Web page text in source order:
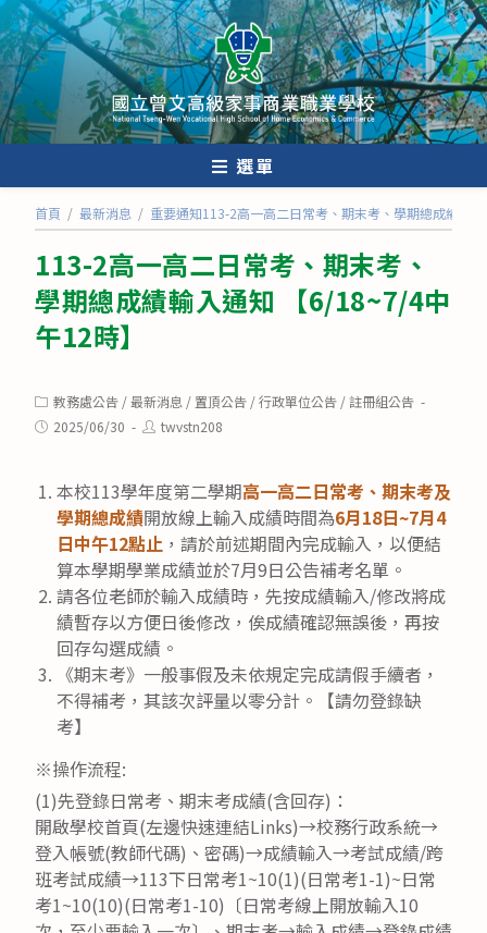
跳
轉
至
主
要
內
選單
首頁 / 最新消息 / 重要通知113-2高一高二日常考、期末考、學期總成績輸
113-2高一高二日常考、期末考、
學期總成績輸入通知 【6/18~7/4中
午12時】
Post
category:
教務處公告 /最新消息 / 置頂公告 /行政單位公告 /註冊組公告
Post2025/06/30
Posttwvstn208
本校113學年度第二學期高一高二日常考、期末考及
學期總成績開放線上輸入成績時間為6月18日~7月4
日中午12點止 ，請於前述期間內完成輸入，以便結
算本學期學業成績並於7月9日公告補考名單。
請各位老師於輸入成績時，先按成績輸入/修改將成
績暫存以方便日後修改，俟成績確認無誤後，再按
回存勾選成績。
《期末考》一般事假及未依規定完成請假手續者，
不得補考，其該次評量以零分計。【請勿登錄缺
考】
※操作流程:
(1)先登錄日常考、期末考成績(含回存)：
開啟學校首頁(左邊快速連結Links)→校務行政系統→
登入帳號(教師代碼)、密碼)→成績輸入→考試成績/跨
班考試成績→113下日常考1~10(1)(日常考1-1)~日常
考1~10(10)(日常考1-10)〔日常考線上開放輸入10